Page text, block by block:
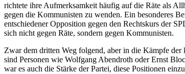
richtete ihre Aufmerksamkeit häufig auf die Räte als
gegen die Kommunisten zu wenden. Ein besonderes
entschiedener Opposition gegen den Rechtskurs der
sich nicht gegen Räte, sondern gegen Kommunisten.
Zwar dem dritten Weg folgend, aber in die Kämpfe der
sind Personen wie Wolfgang Abendroth oder Ernst
war es auch die Stärke der Partei, diese Positionen